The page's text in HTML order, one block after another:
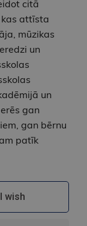
citā
attīsta
mūzikas
un
un
gan
gan bērnu
patīk
I wish